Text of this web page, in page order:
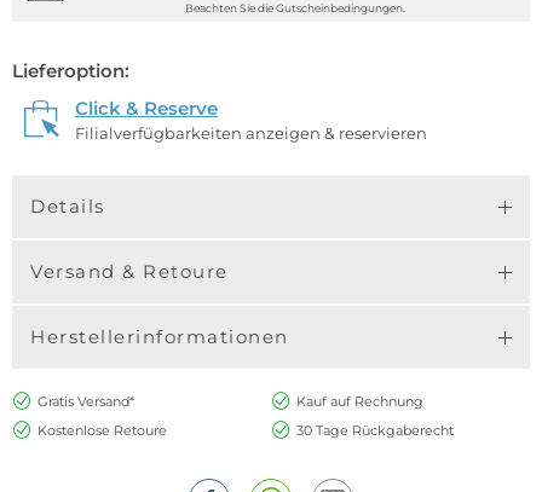
Beachten Sie die Gutscheinbedingungen.
Lieferoption:
Click & Reserve
Filialverfügbarkeiten anzeigen & reservieren
Details
Versand & Retoure
Herstellerinformationen
Gratis Versand*
Kauf auf Rechnung
Kostenlose Retoure
30 Tage Rückgaberecht